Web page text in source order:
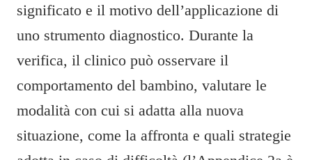
significato e il motivo dell’applicazione di
uno strumento diagnostico. Durante la
verifica, il clinico può osservare il
comportamento del bambino, valutare le
modalità con cui si adatta alla nuova
situazione, come la affronta e quali strategie